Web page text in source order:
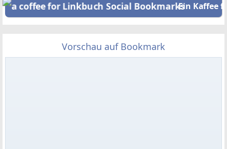
Ein Kaffee
Vorschau auf Bookmark